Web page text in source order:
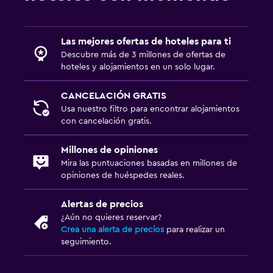
Sistema de entretenimiento
TV de pantalla plana
TV por cable o vía satélite
Enchufe cerca de la cama
Despertador
Armario o clóset
Las mejores ofertas de hoteles para ti
Descubre más de 3 millones de ofertas de
hoteles y alojamientos en un solo lugar.
CANCELACIÓN GRATIS
Usa nuestro filtro para encontrar alojamientos
con cancelación gratis.
Millones de opiniones
Mira las puntuaciones basadas en millones de
opiniones de huéspedes reales.
Alertas de precios
¿Aún no quieres reservar?
Crea una alerta de precios para realizar un
seguimiento.